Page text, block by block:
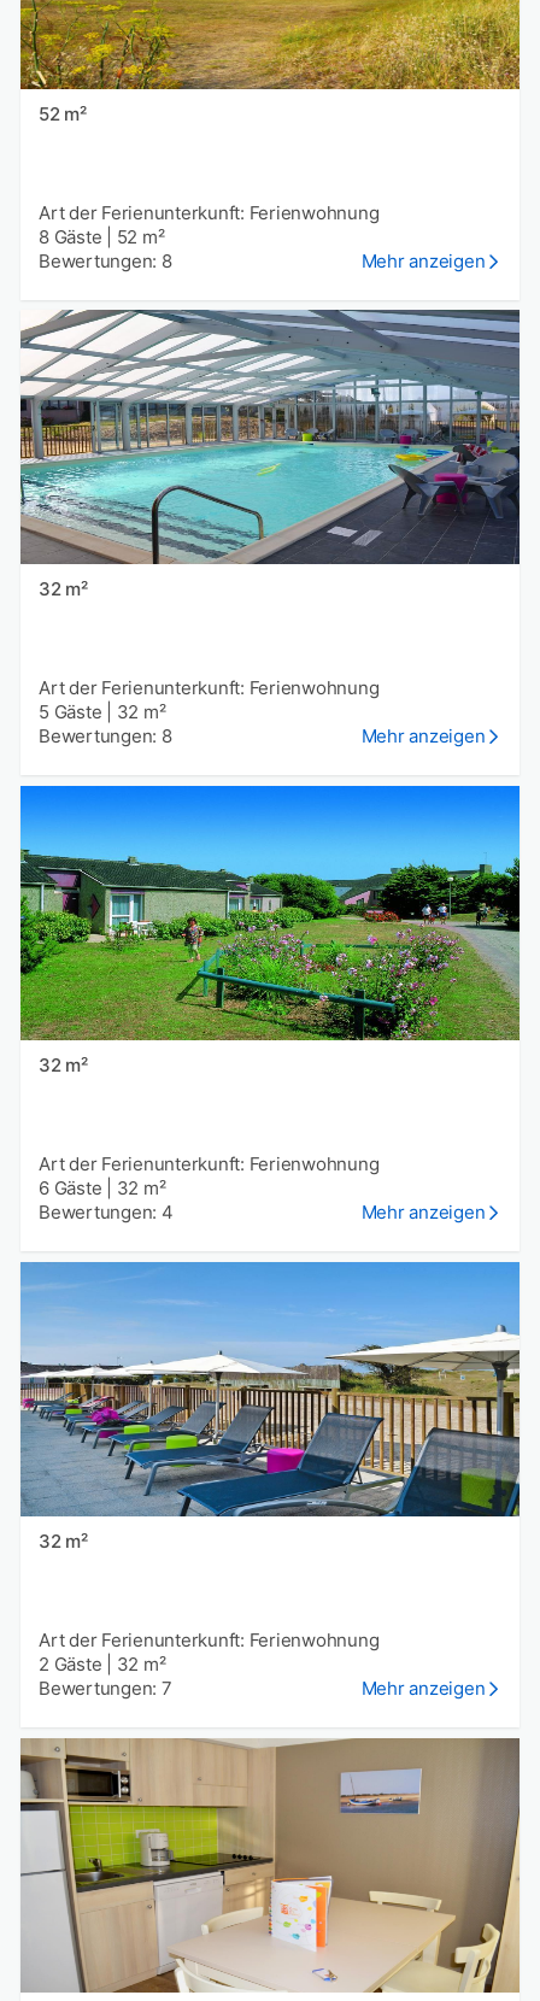
52 m²
Art der Ferienunterkunft: Ferienwohnung
8 Gäste
52 m²
Bewertungen: 8
Mehr anzeigen
32 m²
Art der Ferienunterkunft: Ferienwohnung
5 Gäste
32 m²
Bewertungen: 8
Mehr anzeigen
32 m²
Art der Ferienunterkunft: Ferienwohnung
6 Gäste
32 m²
Bewertungen: 4
Mehr anzeigen
32 m²
Art der Ferienunterkunft: Ferienwohnung
2 Gäste
32 m²
Bewertungen: 7
Mehr anzeigen